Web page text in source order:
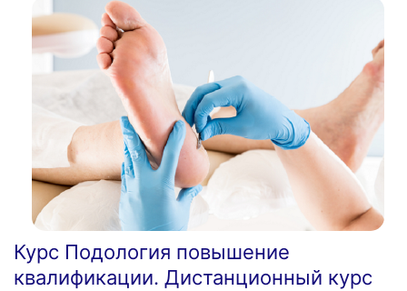
Курс Подология повышение
квалификации. Дистанционный курс